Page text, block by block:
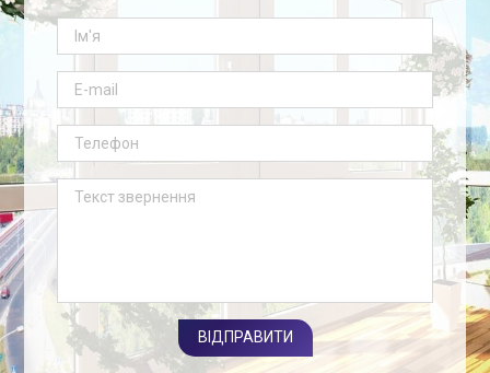
ВІДПРАВИТИ